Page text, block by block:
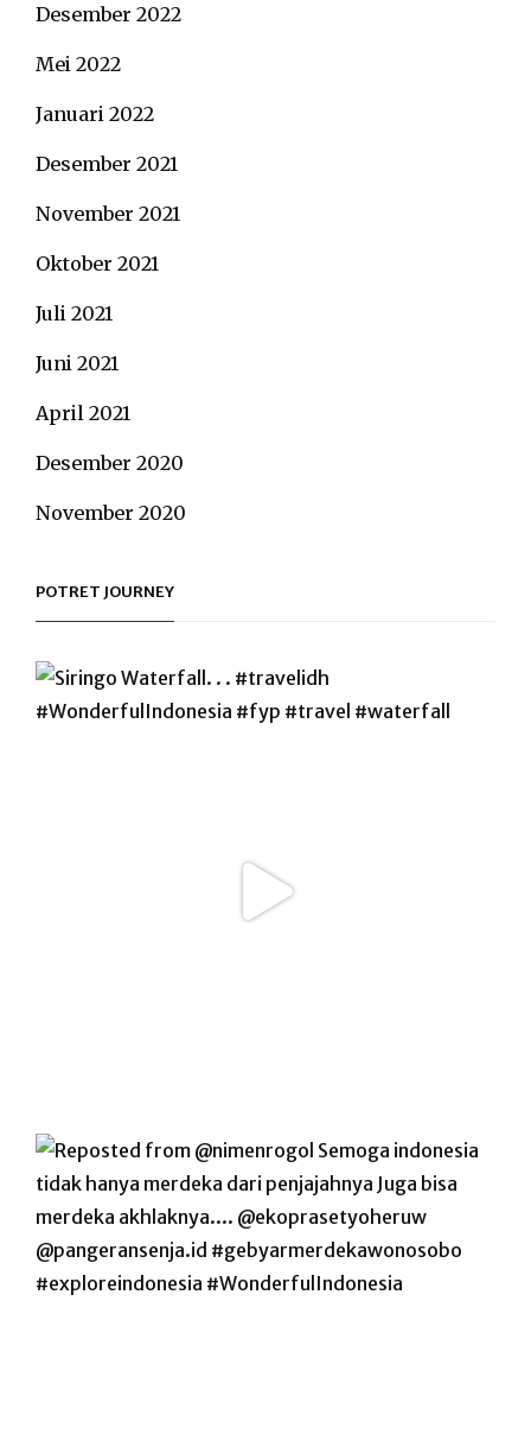
Desember 2022
Mei 2022
Januari 2022
Desember 2021
November 2021
Oktober 2021
Juli 2021
Juni 2021
April 2021
Desember 2020
November 2020
POTRET JOURNEY